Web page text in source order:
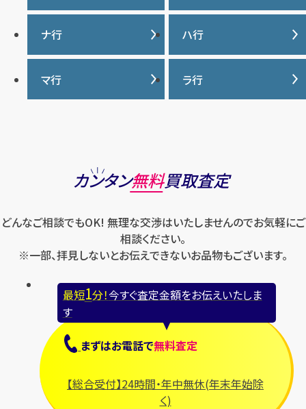
ヴァシュロンコンスタンタ
ン
ウブロ
エルメス
オーデマ ピゲ
カルティエ
グッチ
クロムハーツ
ケイト・スペード
サマンサタバサ
ジーショック
ジャガー・ルクルト
スウォッチ
ゼニス
セリーヌ
タグ・ホイヤー
ディオール
ティファニー
ナ行
ナイキ
ハ行
バーバリー
バカラ
ハリー・ウィンストン
フェラガモ
フェンディ
ブライトリング
プラダ
フランク ミュラー
マ行 ラ行
ロエベ
ロンジン
カンタン無料買取査定
どんなご相談でもOK! 無理な交渉はいたしませんのでお気軽にご
相談ください。
※一部、拝見しないとお伝えできないお品物もございます。
最短1分！今すぐ査定金額をお伝えいたしま
す
まずはお電話で無料査定
【総合受付】24時間・年中無休(年末年始除
く)